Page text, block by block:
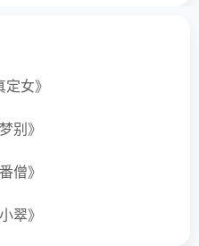
间屋，南北流寓，何足
之，谓高曰：“樊氏虽
烧香黑帝祠，诣之。见
爱悦。遂以金帛厚赠
女》
别》
僧》
翠》